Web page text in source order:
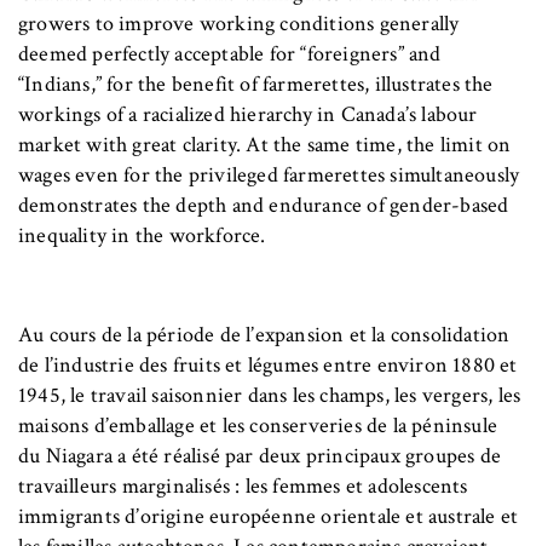
growers to improve working conditions generally
deemed perfectly acceptable for “foreigners” and
“Indians,” for the benefit of farmerettes, illustrates the
workings of a racialized hierarchy in Canada’s labour
market with great clarity. At the same time, the limit on
wages even for the privileged farmerettes simultaneously
demonstrates the depth and endurance of gender-based
inequality in the workforce.
Au cours de la période de l’expansion et la consolidation
de l’industrie des fruits et légumes entre environ 1880 et
1945, le travail saisonnier dans les champs, les vergers, les
maisons d’emballage et les conserveries de la péninsule
du Niagara a été réalisé par deux principaux groupes de
travailleurs marginalisés : les femmes et adolescents
immigrants d’origine européenne orientale et australe et